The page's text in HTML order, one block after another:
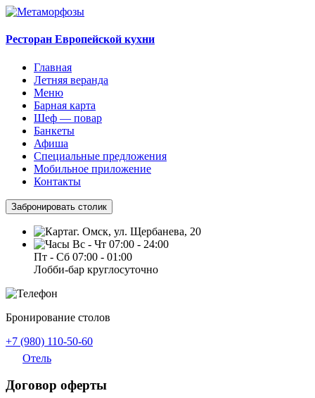
Ресторан Европейской кухни
Главная
Летняя веранда
Меню
Барная карта
Шеф — повар
Банкеты
Афиша
Специальные предложения
Мобильное приложение
Контакты
Забронировать столик
г. Омск, ул. Щербанева, 20
Вс - Чт 07:00 - 24:00
Пт - Сб 07:00 - 01:00
Лобби-бар круглосуточно
Бронирование столов
+7 (980) 110-50-60
Отель
Договор оферты